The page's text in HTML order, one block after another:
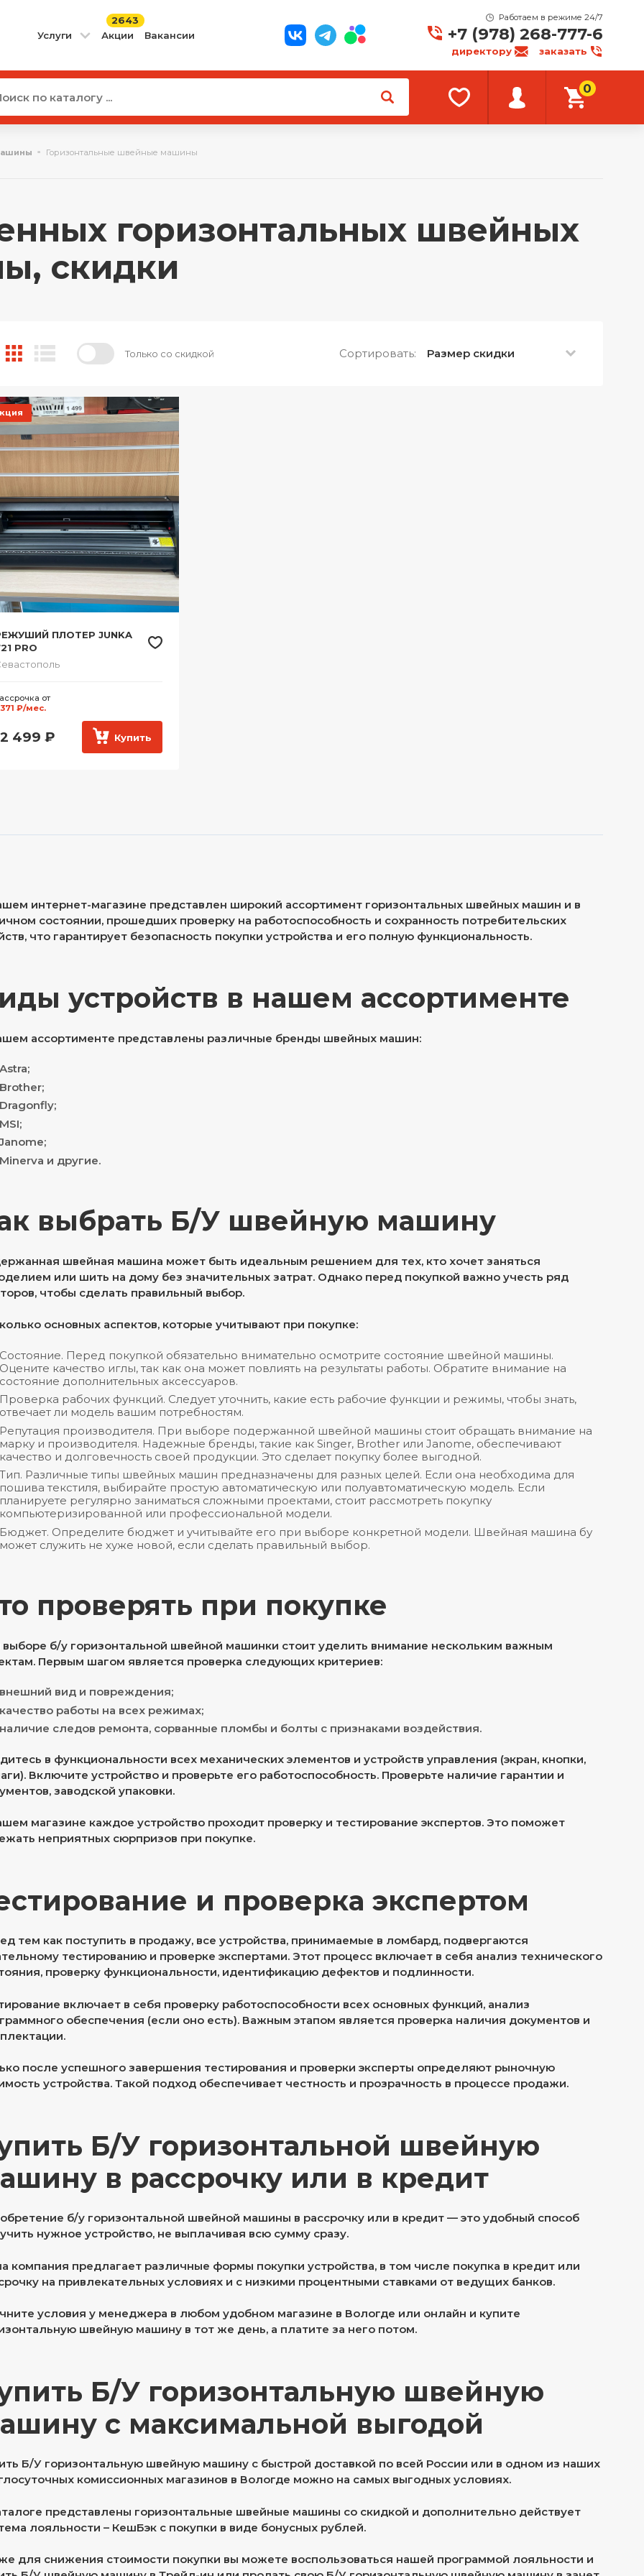
Услуги Акции
2643
Вакансии
Работаем в режиме 24/7
+7 (978) 268-777-6
директору заказать
0
Горизонтальные швейные машины
горизонтальных швейных
скидки
Только со скидкой Сортировать: Размер скидки
ПЛОТЕР JUNKA
PRO
от
371 ₽/мес.
499 ₽ Купить
интернет-магазине представлен широкий ассортимент горизонтальных швейных машин и в
состоянии, прошедших проверку на работоспособность и сохранность потребительских
что гарантирует безопасность покупки устройства и его полную функциональность.
устройств в нашем ассортименте
ассортименте представлены различные бренды швейных машин:
Astra;
Brother;
Dragonfly;
MSI;
Janome;
Minerva и другие.
выбрать Б/У швейную машину
швейная машина может быть идеальным решением для тех, кто хочет заняться
или шить на дому без значительных затрат. Однако перед покупкой важно учесть ряд
чтобы сделать правильный выбор.
основных аспектов, которые учитывают при покупке:
Состояние. Перед покупкой обязательно внимательно осмотрите состояние швейной машины.
Оцените качество иглы, так как она может повлиять на результаты работы. Обратите внимание на
состояние дополнительных аксессуаров.
Проверка рабочих функций. Следует уточнить, какие есть рабочие функции и режимы, чтобы знать,
отвечает ли модель вашим потребностям.
Репутация производителя. При выборе подержанной швейной машины стоит обращать внимание на
марку и производителя. Надежные бренды, такие как Singer, Brother или Janome, обеспечивают
качество и долговечность своей продукции. Это сделает покупку более выгодной.
Тип. Различные типы швейных машин предназначены для разных целей. Если она необходима для
пошива текстиля, выбирайте простую автоматическую или полуавтоматическую модель. Если
планируете регулярно заниматься сложными проектами, стоит рассмотреть покупку
компьютеризированной или профессиональной модели.
Бюджет. Определите бюджет и учитывайте его при выборе конкретной модели. Швейная машина бу
может служить не хуже новой, если сделать правильный выбор.
проверять при покупке
выборе б/у горизонтальной швейной машинки стоит уделить внимание нескольким важным
Первым шагом является проверка следующих критериев:
внешний вид и повреждения;
качество работы на всех режимах;
наличие следов ремонта, сорванные пломбы и болты с признаками воздействия.
в функциональности всех механических элементов и устройств управления (экран, кнопки,
Включите устройство и проверьте его работоспособность. Проверьте наличие гарантии и
заводской упаковки.
магазине каждое устройство проходит проверку и тестирование экспертов. Это поможет
неприятных сюрпризов при покупке.
и проверка экспертом
тем как поступить в продажу, все устройства, принимаемые в ломбард, подвергаются
тестированию и проверке экспертами. Этот процесс включает в себя анализ технического
проверку функциональности, идентификацию дефектов и подлинности.
включает в себя проверку работоспособности всех основных функций, анализ
обеспечения (если оно есть). Важным этапом является проверка наличия документов и
после успешного завершения тестирования и проверки эксперты определяют рыночную
устройства. Такой подход обеспечивает честность и прозрачность в процессе продажи.
Б/У горизонтальной швейную
в рассрочку или в кредит
б/у горизонтальной швейной машины в рассрочку или в кредит — это удобный способ
нужное устройство, не выплачивая всю сумму сразу.
компания предлагает различные формы покупки устройства, в том числе покупка в кредит или
на привлекательных условиях и с низкими процентными ставками от ведущих банков.
условия у менеджера в любом удобном магазине в Вологде или онлайн и купите
швейную машину в тот же день, а платите за него потом.
Б/У горизонтальную швейную
с максимальной выгодой
Б/У горизонтальную швейную машину с быстрой доставкой по всей России или в одном из наших
комиссионных магазинов в Вологде можно на самых выгодных условиях.
представлены горизонтальные швейные машины со скидкой и дополнительно действует
лояльности – КешБэк с покупки в виде бонусных рублей.
для снижения стоимости покупки вы можете воспользоваться нашей программой лояльности и